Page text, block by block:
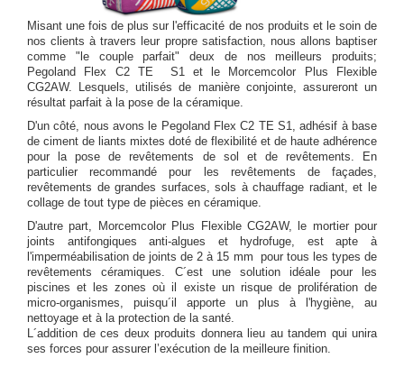
Misant une fois de plus sur l'efficacité de nos produits et le soin de
nos clients à travers leur propre satisfaction, nous allons baptiser
comme "le couple parfait" deux de nos meilleurs produits;
Pegoland Flex C2 TE S1 et le Morcemcolor Plus Flexible
CG2AW. Lesquels, utilisés de manière conjointe, assureront un
résultat parfait à la pose de la céramique.
D'un côté, nous avons le Pegoland Flex C2 TE S1, adhésif à base
de ciment de liants mixtes doté de flexibilité et de haute adhérence
pour la pose de revêtements de sol et de revêtements. En
particulier recommandé pour les revêtements de façades,
revêtements de grandes surfaces, sols à chauffage radiant, et le
collage de tout type de pièces en céramique.
D'autre part, Morcemcolor Plus Flexible CG2AW, le mortier pour
joints antifongiques anti-algues et hydrofuge, est apte à
l'imperméabilisation de joints de 2 à 15 mm pour tous les types de
revêtements céramiques. C´est une solution idéale pour les
piscines et les zones où il existe un risque de prolifération de
micro-organismes, puisqu´il apporte un plus à l'hygiène, au
nettoyage et à la protection de la santé.
L´addition de ces deux produits donnera lieu au tandem qui unira
ses forces pour assurer l’exécution de la meilleure finition.